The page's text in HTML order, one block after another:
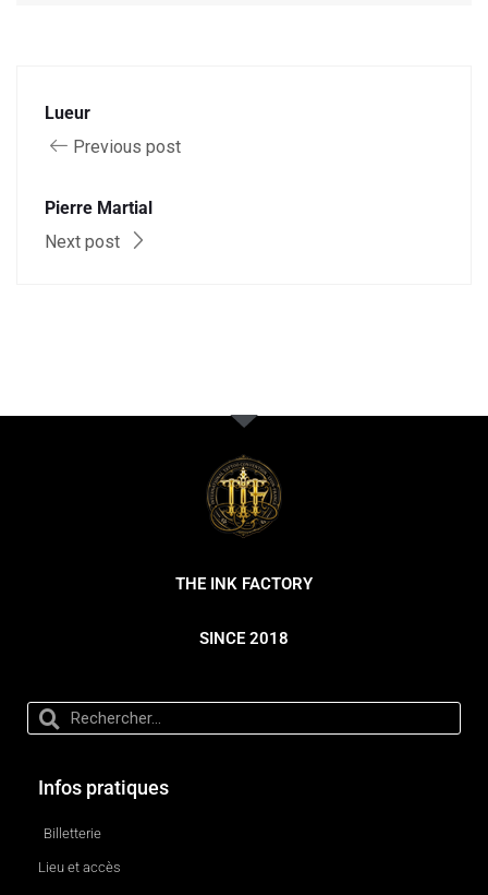
Lueur
Previous post
Pierre Martial
Next post
THE INK FACTORY
SINCE 2018
Infos pratiques
Billetterie
Lieu et accès